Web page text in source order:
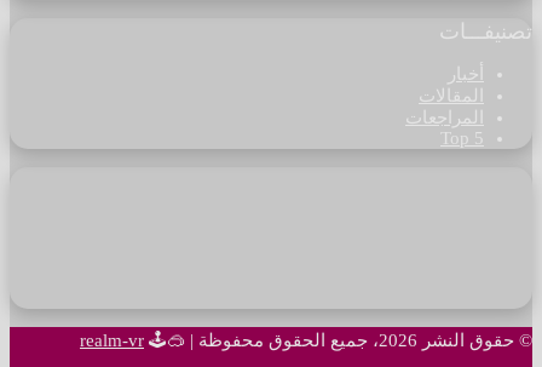
تصنيفـــات
أخبار
المقالات
المراجعات
Top 5
© حقوق النشر 2026، جميع الحقوق محفوظة | 🥽🕹
realm-vr